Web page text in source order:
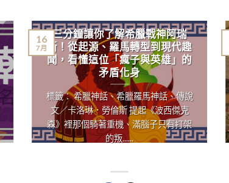
三分鐘讓你了解希臘戰神阿瑞
斯！從起源、羅馬轉型到現代趣
聞，看懂這位「瘋子與英雄」的
矛盾化身
標籤： 希臘神話、希臘羅馬神話、傳說
文／卡洛琳．勞倫斯 提起《波西傑克
森》裡那個騎著重機、滿腦子只有打架
的叛......
16
7 月